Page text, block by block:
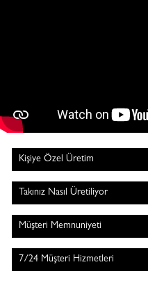
Kişiye Özel Üretim
Takınız Nasıl Üretiliyor
Müşteri Memnuniyeti
7/24 Müşteri Hizmetleri